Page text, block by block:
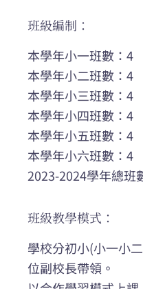
班級編制：
本學年小一班數：4
本學年小二班數：4
本學年小三班數：4
本學年小四班數：4
本學年小五班數：4
本學年小六班數：4
2023-2024學年總班
班級教學模式：
學校分初小(小一小
位副校長帶領。